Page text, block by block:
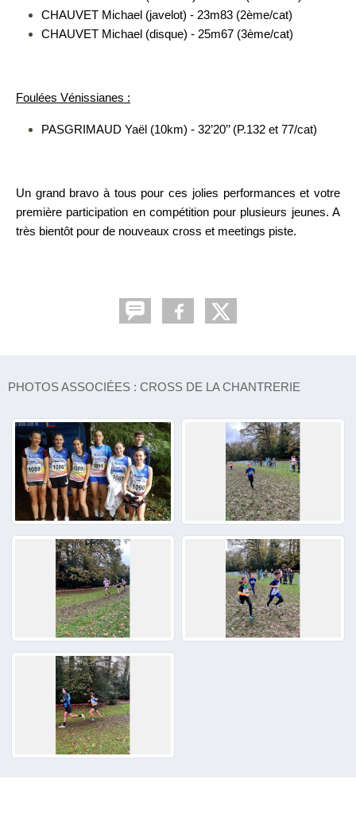
CHAUVET Michael (javelot) - 23m83 (2ème/cat)
CHAUVET Michael (disque) - 25m67 (3ème/cat)
Foulées Vénissianes :
PASGRIMAUD Yaël (10km) - 32’20’’ (P.132 et 77/cat)
Un grand bravo à tous pour ces jolies performances et votre
première participation en compétition pour plusieurs jeunes. A
très bientôt pour de nouveaux cross et meetings piste.
PHOTOS ASSOCIÉES : CROSS DE LA CHANTRERIE